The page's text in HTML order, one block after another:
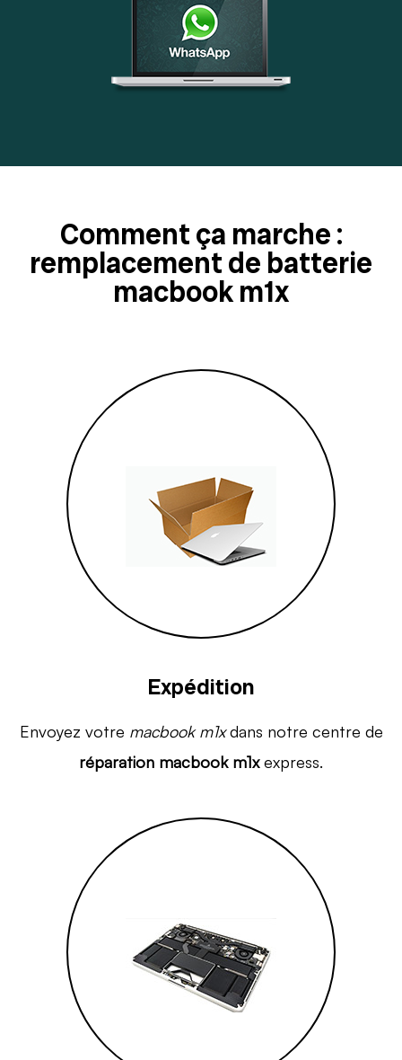
Comment ça marche :
remplacement de batterie
macbook m1x
Expédition
Envoyez votre macbook m1xdans notre centre de
réparation macbook m1xexpress.